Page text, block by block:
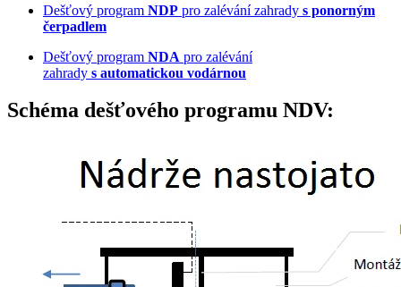
Dešťový program NDP pro zalévání zahrady s ponorným
čerpadlem
Dešťový program NDA pro zalévání
zahrady s automatickou vodárnou
Schéma dešťového programu NDV: